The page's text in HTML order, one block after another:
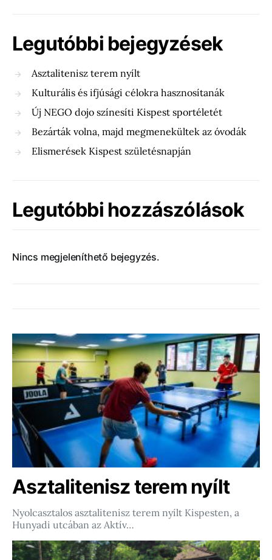
Legutóbbi bejegyzések
Asztalitenisz terem nyílt
Kulturális és ifjúsági célokra hasznosítanák
Új NEGO dojo színesíti Kispest sportéletét
Bezárták volna, majd megmenekültek az óvodák
Elismerések Kispest születésnapján
Legutóbbi hozzászólások
Nincs megjeleníthető bejegyzés.
Asztalitenisz terem nyílt
Nyolcasztalos asztalitenisz terem nyílt Kispesten, a
Hunyadi utcában az Aktív…